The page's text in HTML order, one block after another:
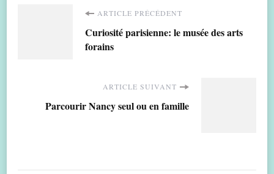
Navigation
d'article
ARTICLE PRÉCÉDENT
Curiosité parisienne: le musée des arts
forains
ARTICLE SUIVANT
Parcourir Nancy seul ou en famille